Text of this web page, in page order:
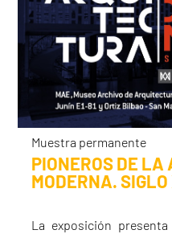
Muestra permanente
PIONEROS DE LA
MODERNA.
La exposición